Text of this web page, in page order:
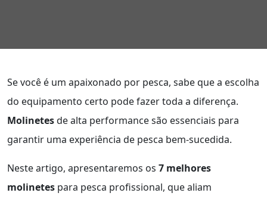
Se você é um apaixonado por pesca, sabe que a escolha
do equipamento certo pode fazer toda a diferença.
Molinetesde alta performance são essenciais para
garantir uma experiência de pesca bem-sucedida.
Neste artigo, apresentaremos os 7 melhores
molinetes para pesca profissional, que aliam